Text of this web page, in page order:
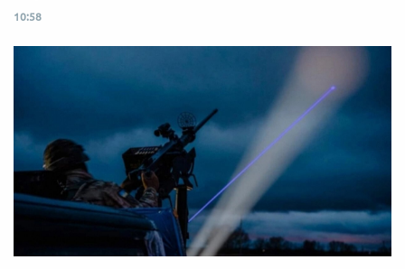
10:58